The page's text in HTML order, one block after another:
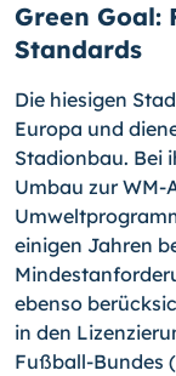
Green Goal:
Standards
Die hiesigen
Europa und
Stadionbau. Bei
Umbau zur WM-
einigen Jahren
ebenso
in den
Fußball-Bundes